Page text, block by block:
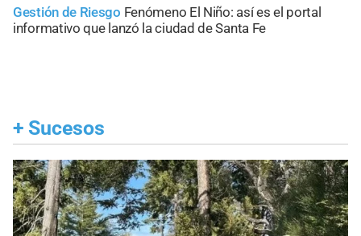
Gestión de Riesgo Fenómeno El Niño: así es el portal
informativo que lanzó la ciudad de Santa Fe
+ Sucesos